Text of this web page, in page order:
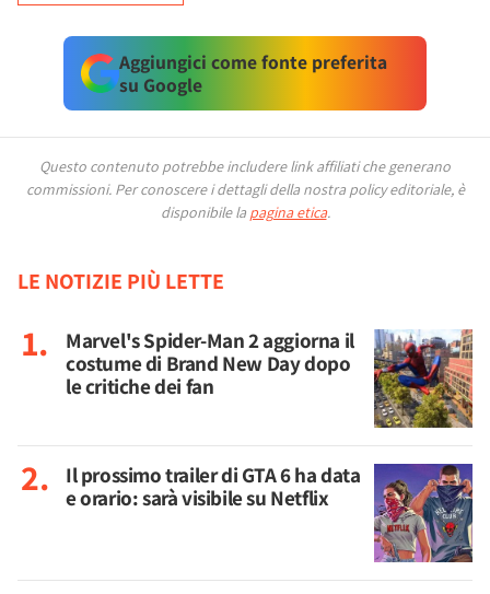
Aggiungici come fonte preferita
su Google
Questo contenuto potrebbe includere link affiliati che generano
commissioni. Per conoscere i dettagli della nostra policy editoriale, è
disponibile la pagina etica.
LE NOTIZIE PIÙ LETTE
Marvel's Spider-Man 2 aggiorna il
costume di Brand New Day dopo
le critiche dei fan
Il prossimo trailer di GTA 6 ha data
e orario: sarà visibile su Netflix